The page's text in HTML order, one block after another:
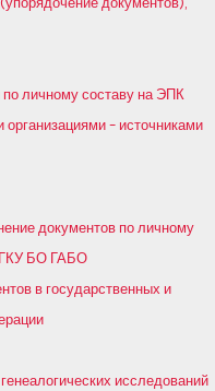
по личному составу на ЭПК
– источниками
документов по личному
ГКУ БО ГАБО
в государственных и
исследований